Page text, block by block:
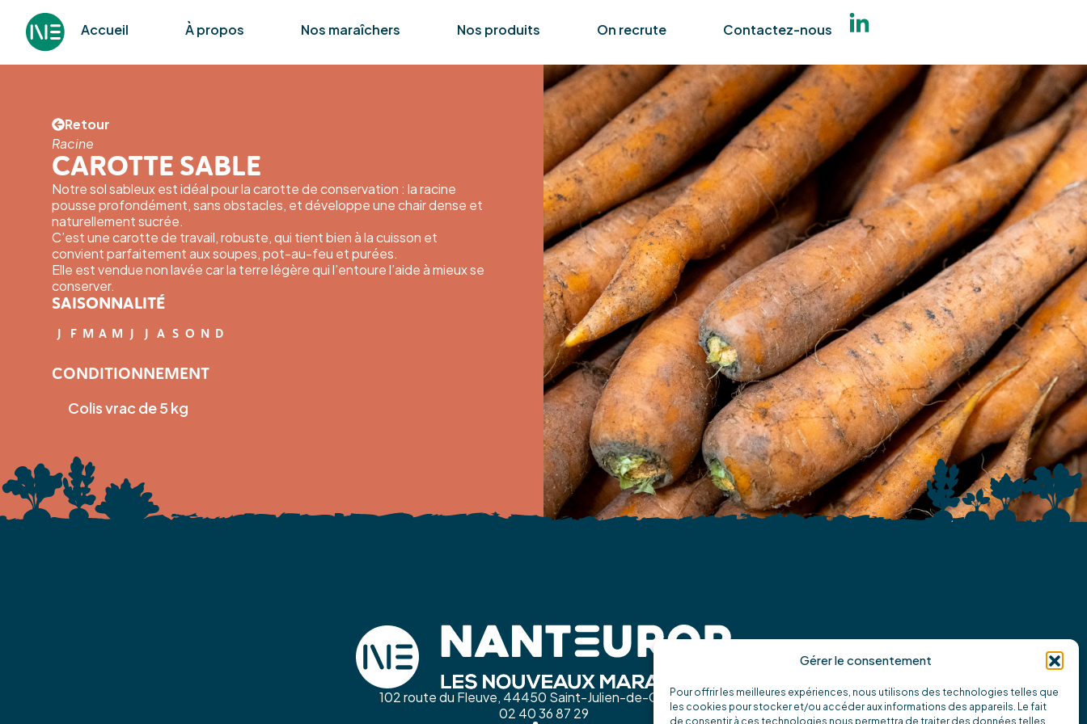
Gérer le consentement
Pour offrir les meilleures expériences, nous utilisons des technologies telles que
les cookies pour stocker et/ou accéder aux informations des appareils. Le fait
de consentir à ces technologies nous permettra de traiter des données telles
Accueil À propos Nos maraîchers Nos produits On recrute Contactez-nous
Retour
Racine
CAROTTE SABLE
Notre sol sableux est idéal pour la carotte de conservation : la racine
pousse profondément, sans obstacles, et développe une chair dense et
naturellement sucrée.
C’est une carotte de travail, robuste, qui tient bien à la cuisson et
convient parfaitement aux soupes, pot-au-feu et purées.
Elle est vendue non lavée car la terre légère qui l’entoure l’aide à mieux se
conserver.
SAISONNALITÉ
J F M A M J J A S O N D
CONDITIONNEMENT
Colis vrac de 5 kg
102 route du Fleuve, 44450 Saint-Julien-de-Concelles
02 40 36 87 29